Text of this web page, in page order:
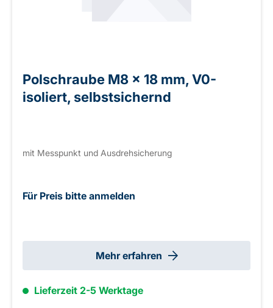
Polschraube M8 × 18 mm, V0-
isoliert, selbstsichernd
mit Messpunkt und Ausdrehsicherung
Für Preis bitte anmelden
Mehr erfahren
Lieferzeit 2-5 Werktage